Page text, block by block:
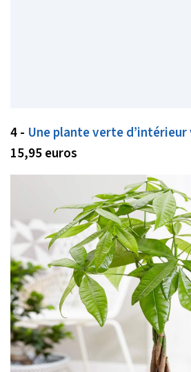
4 - Une plante verte
15,95 euros